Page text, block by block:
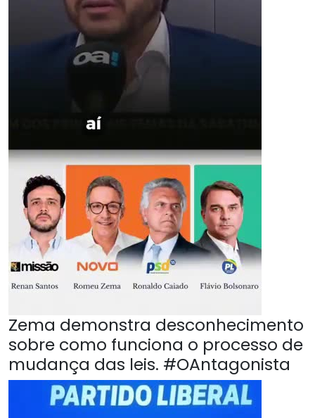
Zema demonstra desconhecimento
sobre como funciona o processo de
mudança das leis. #OAntagonista